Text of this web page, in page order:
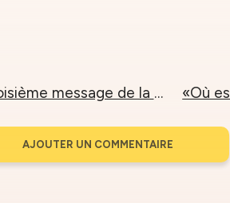
Troisième message de la Retraite d’Hiver chez soi
AJOUTER UN COMMENTAIRE